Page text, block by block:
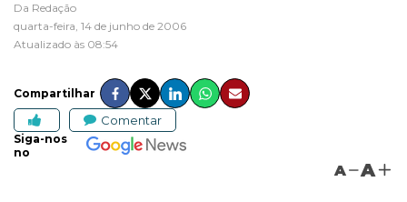
Da Redação
quarta-feira, 14 de junho de 2006
Atualizado às 08:54
Compartilhar
Comentar
Siga-nos
no
A A